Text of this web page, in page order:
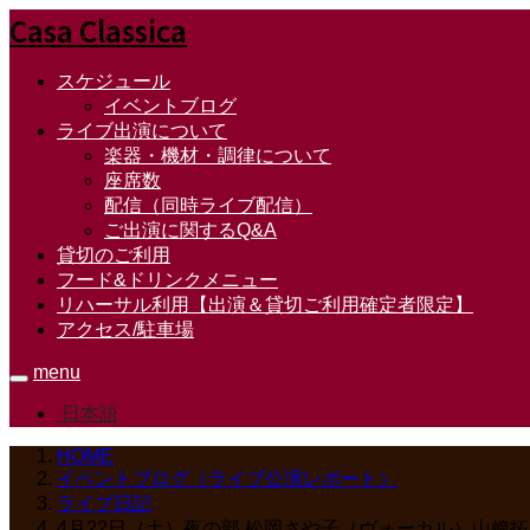
Casa Classica
スケジュール
イベントブログ
ライブ出演について
楽器・機材・調律について
座席数
配信（同時ライブ配信）
ご出演に関するQ&A
貸切のご利用
フード&ドリンクメニュー
リハーサル利用【出演＆貸切ご利用確定者限定】
アクセス/駐車場
menu
日本語
HOME
イベントブログ（ライブ公演レポート）
ライブ日記